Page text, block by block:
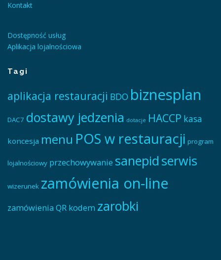
Kontakt
Dostępność usług
Aplikacja lojalnościowa
Tagi
aplikacja restauracji BDO biznesplan
DAC7 dostawy jedzenia dotacje HACCP kasa
koncesja menu POS w restauracji program
lojalnościowy przechowywanie sanepid serwis
wizerunek zamówienia on-line
zamówienia QR kodem zarobki